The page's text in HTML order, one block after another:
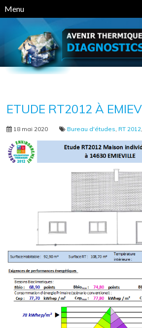
Menu
ETUDE RT2012 À
18 mai 2020 Bureau d'études RT 2012
Panneau de gestion des cookies